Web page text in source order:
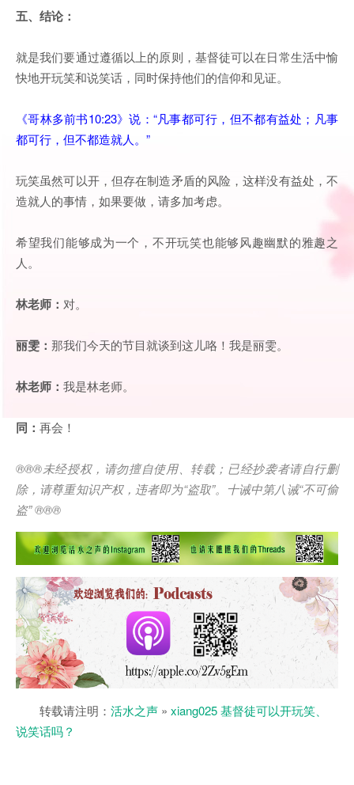
五、 结论：
就是我们要通过遵循以上的原则，基督徒可以在日常生活中愉
快地开玩笑和说笑话，同时保持他们的信仰和见证。
《哥林多前书10:23》说：“凡事都可行，但不都有益处；凡事
都可行，但不都造就人。”
玩笑虽然可以开，但存在制造矛盾的风险，这样没有益处，不
造就人的事情，如果要做，请多加考虑。
希望我们能够成为一个，不开玩笑也能够风趣幽默的雅趣之
人。
林老师： 对。
丽雯： 那我们今天的节目就谈到这儿咯！我是丽雯。
林老师： 我是林老师。
同： 再会！
®®®未经授权，请勿擅自使用、转载；已经抄袭者请自行删
除，请尊重知识产权，违者即为“盗取”。十诫中第八诫“不可偷
盗” ®®®
转载请注明： 活水之声 » xiang025 基督徒可以开玩笑、
说笑话吗？